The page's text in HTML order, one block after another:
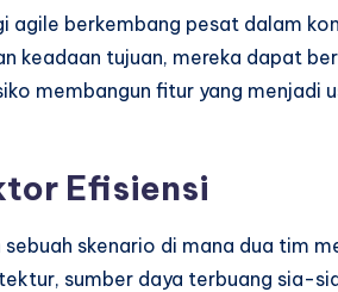
agile berkembang pesat dalam
keadaan tujuan, mereka dapat
membangun fitur yang menjadi
Efisiensi
sebuah skenario di mana dua tim
sumber daya terbuang sia-